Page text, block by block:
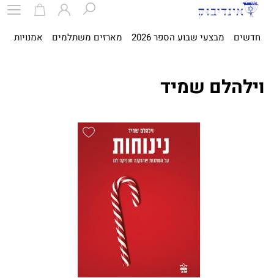
חדשים מבצעי שבוע הספר 2026 מארזים משתלמים אמנויות
וילהלם שמיד